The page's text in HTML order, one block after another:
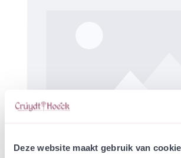
Deze website maakt gebruik van